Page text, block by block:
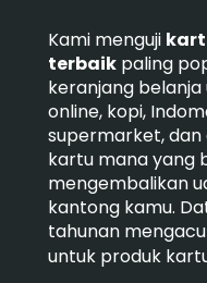
Kami menguji
terbaikpaling
keranjang
online, kopi,
supermarket,
kartu mana yang
mengembalikan
kantong kamu.
tahunan
untuk produk